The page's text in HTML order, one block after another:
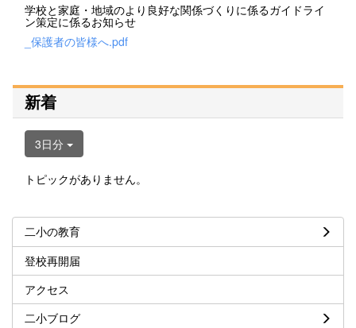
学校と家庭・地域のより良好な関係づくりに係るガイドライ
ン策定に係るお知らせ
_保護者の皆様へ.pdf
新着
3日分
トピックがありません。
二小の教育
登校再開届
アクセス
二小ブログ